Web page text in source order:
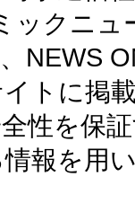
ックニ
NEWS
トに掲
性を保
報を用